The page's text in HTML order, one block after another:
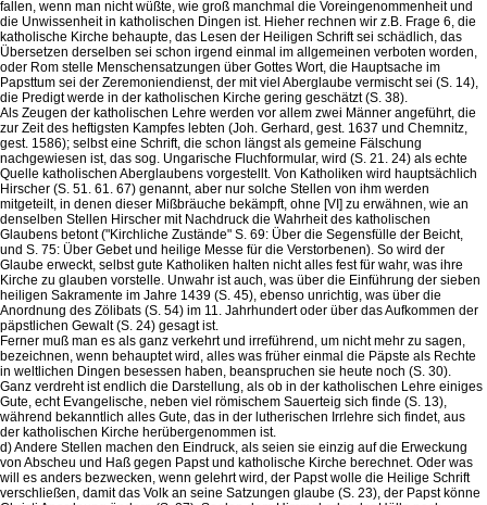
fallen, wenn man nicht wüßte, wie groß manchmal die Voreingenommenheit und
die Unwissenheit in katholischen Dingen ist. Hieher rechnen wir z.B. Frage 6, die
katholische Kirche behaupte, das Lesen der Heiligen Schrift sei schädlich, das
Übersetzen derselben sei schon irgend einmal im allgemeinen verboten worden,
oder Rom stelle Menschensatzungen über Gottes Wort, die Hauptsache im
Papsttum sei der Zeremoniendienst, der mit viel Aberglaube vermischt sei (S. 14),
die Predigt werde in der katholischen Kirche gering geschätzt (S. 38).
Als Zeugen der katholischen Lehre werden vor allem zwei Männer angeführt, die
zur Zeit des heftigsten Kampfes lebten (Joh. Gerhard, gest. 1637 und Chemnitz,
gest. 1586); selbst eine Schrift, die schon längst als gemeine Fälschung
nachgewiesen ist, das sog. Ungarische Fluchformular, wird (S. 21. 24) als echte
Quelle katholischen Aberglaubens vorgestellt. Von Katholiken wird hauptsächlich
Hirscher (S. 51. 61. 67) genannt, aber nur solche Stellen von ihm werden
mitgeteilt, in denen dieser Mißbräuche bekämpft, ohne [VI] zu erwähnen, wie an
denselben Stellen Hirscher mit Nachdruck die Wahrheit des katholischen
Glaubens betont ("Kirchliche Zustände" S. 69: Über die Segensfülle der Beicht,
und S. 75: Über Gebet und heilige Messe für die Verstorbenen). So wird der
Glaube erweckt, selbst gute Katholiken halten nicht alles fest für wahr, was ihre
Kirche zu glauben vorstelle. Unwahr ist auch, was über die Einführung der sieben
heiligen Sakramente im Jahre 1439 (S. 45), ebenso unrichtig, was über die
Anordnung des Zölibats (S. 54) im 11. Jahrhundert oder über das Aufkommen der
päpstlichen Gewalt (S. 24) gesagt ist.
Ferner muß man es als ganz verkehrt und irreführend, um nicht mehr zu sagen,
bezeichnen, wenn behauptet wird, alles was früher einmal die Päpste als Rechte
in weltlichen Dingen besessen haben, beanspruchen sie heute noch (S. 30).
Ganz verdreht ist endlich die Darstellung, als ob in der katholischen Lehre einiges
Gute, echt Evangelische, neben viel römischem Sauerteig sich finde (S. 13),
während bekanntlich alles Gute, das in der lutherischen Irrlehre sich findet, aus
der katholischen Kirche herübergenommen ist.
d) Andere Stellen machen den Eindruck, als seien sie einzig auf die Erweckung
von Abscheu und Haß gegen Papst und katholische Kirche berechnet. Oder was
will es anders bezwecken, wenn gelehrt wird, der Papst wolle die Heilige Schrift
verschließen, damit das Volk an seine Satzungen glaube (S. 23), der Papst könne